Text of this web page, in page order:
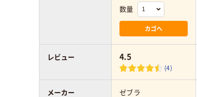
数量
カゴへ
4.5
(4)
ゼブラ
レビュー
メーカー